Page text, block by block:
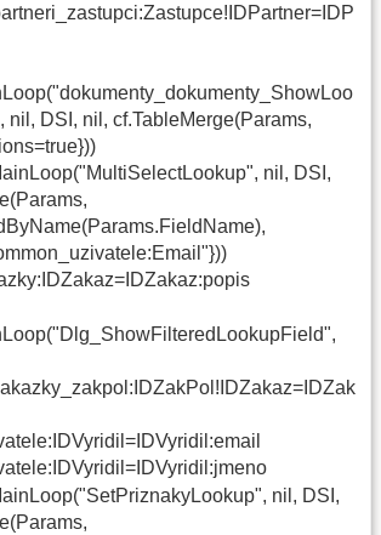
nil, DSI, nil, cf.TableMerge(Params,
nil, DSI,
nil, DSI,